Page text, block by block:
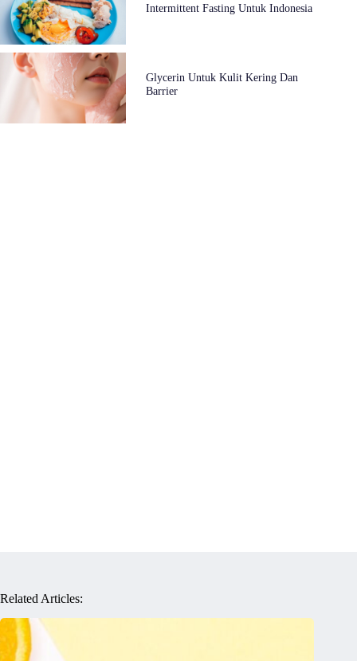
Intermittent Fasting Untuk Indonesia
Glycerin Untuk Kulit Kering Dan
Barrier
Related Articles: